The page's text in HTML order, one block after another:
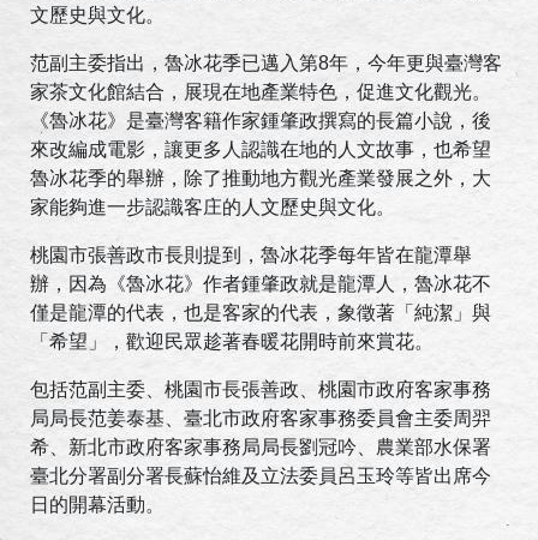
文歷史與文化。
范副主委指出，魯冰花季已邁入第8年，今年更與臺灣客
家茶文化館結合，展現在地產業特色，促進文化觀光。
《魯冰花》是臺灣客籍作家鍾肇政撰寫的長篇小說，後
來改編成電影，讓更多人認識在地的人文故事，也希望
魯冰花季的舉辦，除了推動地方觀光產業發展之外，大
家能夠進一步認識客庄的人文歷史與文化。
桃園市張善政市長則提到，魯冰花季每年皆在龍潭舉
辦，因為《魯冰花》作者鍾肇政就是龍潭人，魯冰花不
僅是龍潭的代表，也是客家的代表，象徵著「純潔」與
「希望」，歡迎民眾趁著春暖花開時前來賞花。
包括范副主委、桃園市長張善政、桃園市政府客家事務
局局長范姜泰基、臺北市政府客家事務委員會主委周羿
希、新北市政府客家事務局局長劉冠吟、農業部水保署
臺北分署副分署長蘇怡維及立法委員呂玉玲等皆出席今
日的開幕活動。